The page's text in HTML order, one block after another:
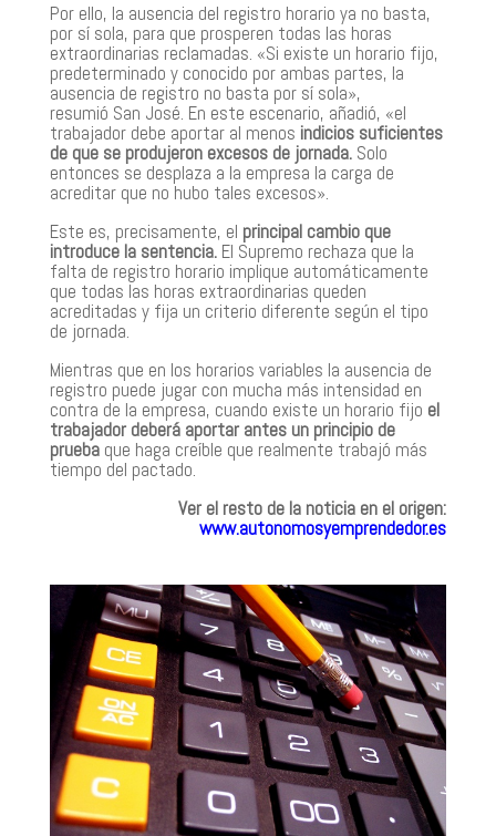
Por ello, la ausencia del registro horario ya no basta,
por sí sola, para que prosperen todas las horas
extraordinarias reclamadas. «Si existe un horario fijo,
predeterminado y conocido por ambas partes, la
ausencia de registro no basta por sí sola»,
resumió San José. En este escenario, añadió, «el
trabajador debe aportar al menos indicios suficientes
de que se produjeron excesos de jornada. Solo
entonces se desplaza a la empresa la carga de
acreditar que no hubo tales excesos».
Este es, precisamente, el principal cambio que
introduce la sentencia. El Supremo rechaza que la
falta de registro horario implique automáticamente
que todas las horas extraordinarias queden
acreditadas y fija un criterio diferente según el tipo
de jornada.
Mientras que en los horarios variables la ausencia de
registro puede jugar con mucha más intensidad en
contra de la empresa, cuando existe un horario fijo el
trabajador deberá aportar antes un principio de
pruebaque haga creíble que realmente trabajó más
tiempo del pactado.
Ver el resto de la noticia en el origen:
www.autonomosyemprendedor.es